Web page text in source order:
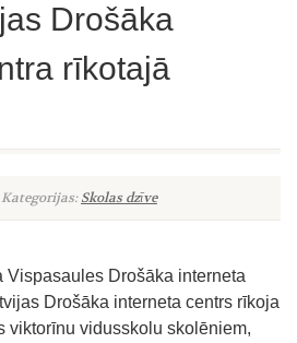
Drošāka
rīkotajā
Kategorijas:Skolas dzīve
Vispasaules Drošāka interneta
Drošāka interneta centrs rīkoja
viktorīnu vidusskolu skolēniem,